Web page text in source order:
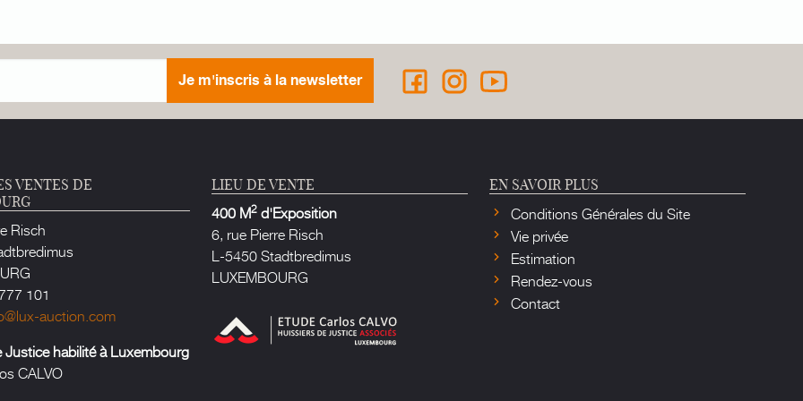
Je m'inscris à la newsletter
VENTES DE
Risch
101
auction.com
Justice habilité à Luxembourg
CALVO
LIEU DE VENTE
400 M2 d'Exposition
6, rue Pierre Risch
L-5450 Stadtbredimus
LUXEMBOURG
EN SAVOIR PLUS
Conditions Générales du Site
Vie privée
Estimation
Rendez-vous
Contact